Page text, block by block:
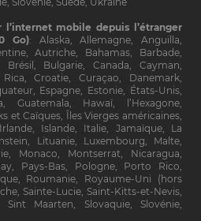
l’internet mobile depuis l’étranger
Go): Alaska, Allemagne, Anguilla,
Autriche, Bahamas, Barbade,
Bulgarie, Canada, Cayman,
Croatie, Curaçao, Danemark,
Espagne, Estonie, États-Unis,
Guatemala, Hawaï, l’Hexagone,
et Caïques, Îles Vierges américaines,
Islande, Italie, Jamaïque, La
Lituanie, Luxembourg, Malte,
Monaco, Montserrat, Nicaragua,
Pays-Bas, Pologne, Porto Rico,
Roumanie, Royaume-Uni (hors
Sainte-Lucie, Saint-Kitts-et-Nevis,
Sint Maarten, Slovaquie, Slovénie,